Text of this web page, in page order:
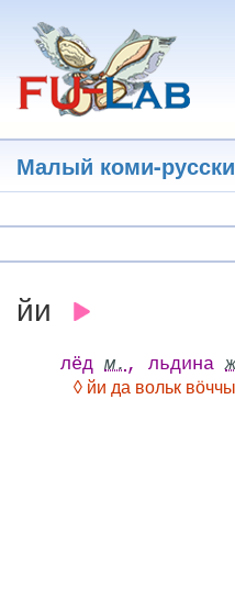
основному
содержанию
Малый коми-
йи
лёд м., льдина
◊ йи да вольк